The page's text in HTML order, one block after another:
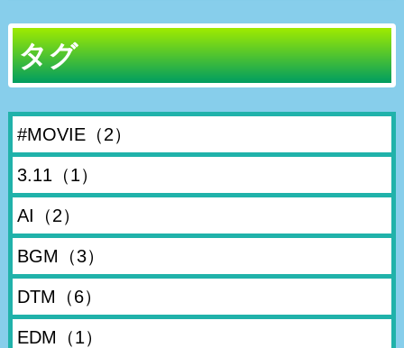
タグ
#MOVIE（2）
3.11 （1）
AI （2）
BGM （3）
DTM （6）
EDM （1）